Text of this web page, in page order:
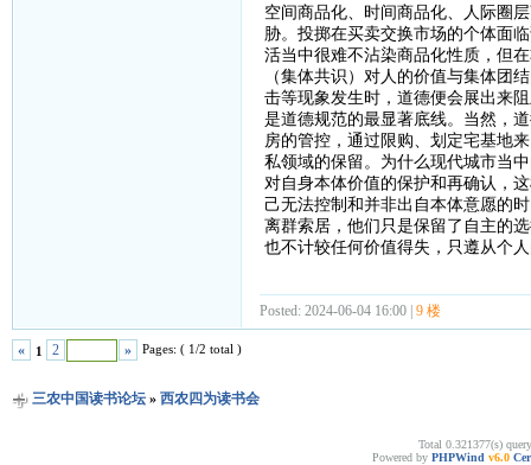
空间商品化、时间商品化、人际圈
胁。投掷在买卖交换市场的个体面
活当中很难不沾染商品化性质，但
（集体共识）对人的价值与集体团
击等现象发生时，道德便会展出来
是道德规范的最显著底线。当然，
房的管控，通过限购、划定宅基地
私领域的保留。为什么现代城市当
对自身本体价值的保护和再确认，
己无法控制和并非出自本体意愿的
离群索居，他们只是保留了自主的
也不计较任何价值得失，只遵从个
Posted: 2024-06-04 16:00 | 9 楼
« 1 2 » Pages: ( 1/2 total )
三农中国读书论坛» 西农四为读书会
Total 0.321377(s)
Powered by PHPWind v6.0